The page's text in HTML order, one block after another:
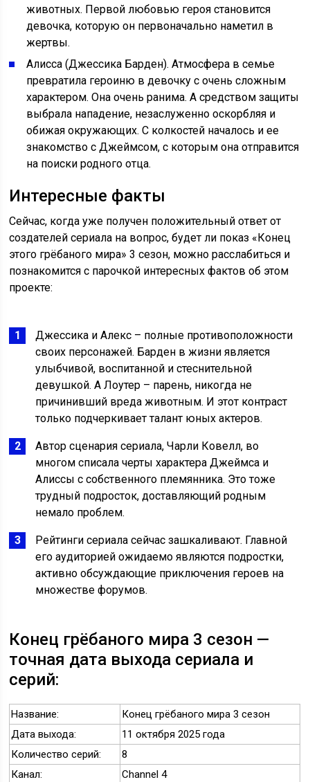
животных. Первой любовью героя становится
девочка, которую он первоначально наметил в
жертвы.
Алисса (Джессика Барден). Атмосфера в семье
превратила героиню в девочку с очень сложным
характером. Она очень ранима. А средством защиты
выбрала нападение, незаслуженно оскорбляя и
обижая окружающих. С колкостей началось и ее
знакомство с Джеймсом, с которым она отправится
на поиски родного отца.
Интересные факты
Сейчас, когда уже получен положительный ответ от
создателей сериала на вопрос, будет ли показ «Конец
этого грёбаного мира» 3 сезон, можно расслабиться и
познакомится с парочкой интересных фактов об этом
проекте:
Джессика и Алекс – полные противоположности
своих персонажей. Барден в жизни является
улыбчивой, воспитанной и стеснительной
девушкой. А Лоутер – парень, никогда не
причинивший вреда животным. И этот контраст
только подчеркивает талант юных актеров.
Автор сценария сериала, Чарли Ковелл, во
многом списала черты характера Джеймса и
Алиссы с собственного племянника. Это тоже
трудный подросток, доставляющий родным
немало проблем.
Рейтинги сериала сейчас зашкаливают. Главной
его аудиторией ожидаемо являются подростки,
активно обсуждающие приключения героев на
множестве форумов.
Конец грёбаного мира 3 сезон —
точная дата выхода сериала и
серий:
Название:
Конец грёбаного мира 3 сезон
Дата выхода:
11 октября 2025 года
Количество серий:
8
Канал:
Channel 4